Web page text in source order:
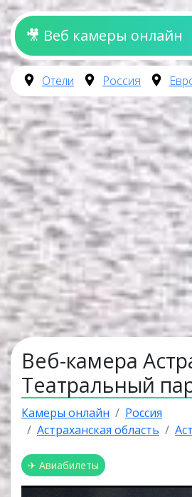
🎥 Веб камеры онлайн
Отели Россия
Веб-камера
Театральный
Камеры онлайн
Россия
Астраханская область
✈ Авиабилеты